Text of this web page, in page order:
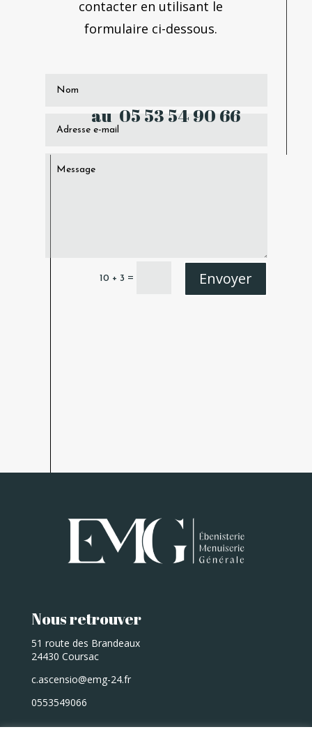
contacter en utilisant le
formulaire ci-dessous.
10 + 3 = Envoyer
au 05 53 54 90 66
Nous retrouver
51 route des Brandeaux
24430 Coursac
c.ascensio@emg-24.fr
0553549066